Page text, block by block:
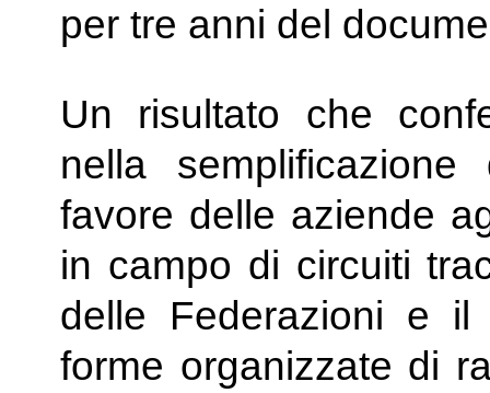
per tre anni del
Un risultato che
nella
favore delle aziende
in campo di circuiti
delle Federazioni e il
forme organizzate di